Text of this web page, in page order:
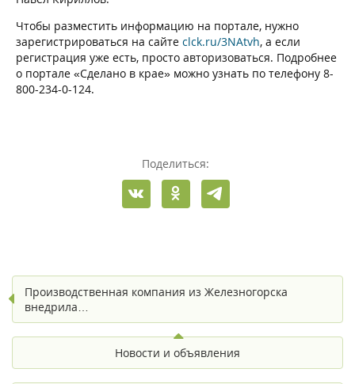
Чтобы разместить информацию на портале, нужно
зарегистрироваться на сайте clck.ru/3NAtvh, а если
регистрация уже есть, просто авторизоваться. Подробнее
о портале «Сделано в крае» можно узнать по телефону 8-
800-234-0-124.
Поделиться:
Производственная компания из Железногорска
внедрила…
Новости и объявления